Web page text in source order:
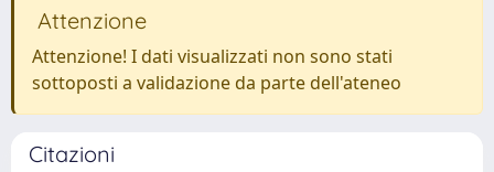
Attenzione
Attenzione! I dati visualizzati non sono stati
sottoposti a validazione da parte dell'ateneo
Citazioni